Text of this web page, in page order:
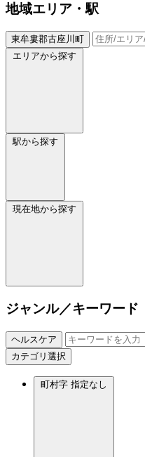
地域エリア・駅
東牟婁郡古座川町
エリアから探す
駅から探す
現在地から探す
ジャンル／キーワード
ヘルスケア
カテゴリ選択
町村字 指定なし